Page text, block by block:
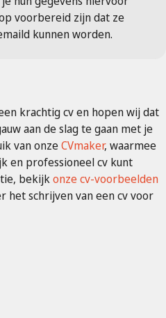
voorbereid zijn dat ze
kunnen worden.
krachtig cv en hopen wij dat
aan de slag te gaan met je
van onzeCVmaker, waarmee
en professioneel cv kunt
bekijkonze cv-voorbeelden
het schrijven van een cv voor